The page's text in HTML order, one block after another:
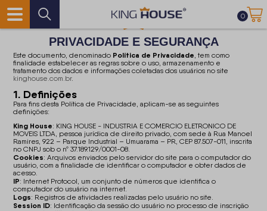
0
PRIVACIDADE E SEGURANÇA
Este documento, denominado Política de Privacidade, tem como
finalidade estabelecer as regras sobre o uso, armazenamento e
tratamento dos dados e informações coletadas dos usuários no site
kinghouse.com.br.
1. Definições
Para fins desta Política de Privacidade, aplicam-se as seguintes
definições:
King House: KING HOUSE - INDUSTRIA E COMERCIO ELETRONICO DE
MOVEIS LTDA, pessoa jurídica de direito privado, com sede à Rua Manoel
Ramires, 922 – Parque Industrial – Umuarama – PR, CEP 87.507-011, inscrita
no CNPJ sob o nº 37.189.129/0001-08.
Cookies: Arquivos enviados pelo servidor do site para o computador do
usuário, com a finalidade de identificar o computador e obter dados de
acesso.
IP: Internet Protocol, um conjunto de números que identifica o
computador do usuário na internet.
Logs: Registros de atividades realizadas pelo usuário no site.
Session ID: Identificação da sessão do usuário no processo de inscrição